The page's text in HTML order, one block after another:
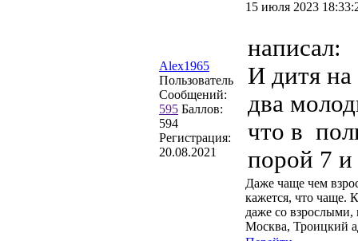
Alex1965
Пользователь
Сообщений:
595 Баллов:
594
Регистрация:
20.08.2021
15 июля 2023
написал:
И дитя
два
что в
порой 7
Даже чаще чем
кажется, что чаще.
даже со взрослыми,
Москва, Троицкий